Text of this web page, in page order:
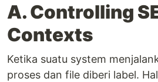
A. Controlling
Contexts
Ketika suatu system
proses dan file diberi label.